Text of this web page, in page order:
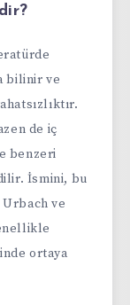
bilinir ve
de iç
benzeri
İsmini, bu
Urbach ve
ortaya